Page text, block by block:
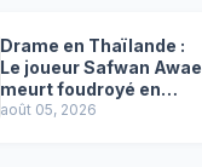
Drame en Thaïlande :
Le joueur Safwan Awae
meurt foudroyé en
plein match
août 05, 2026